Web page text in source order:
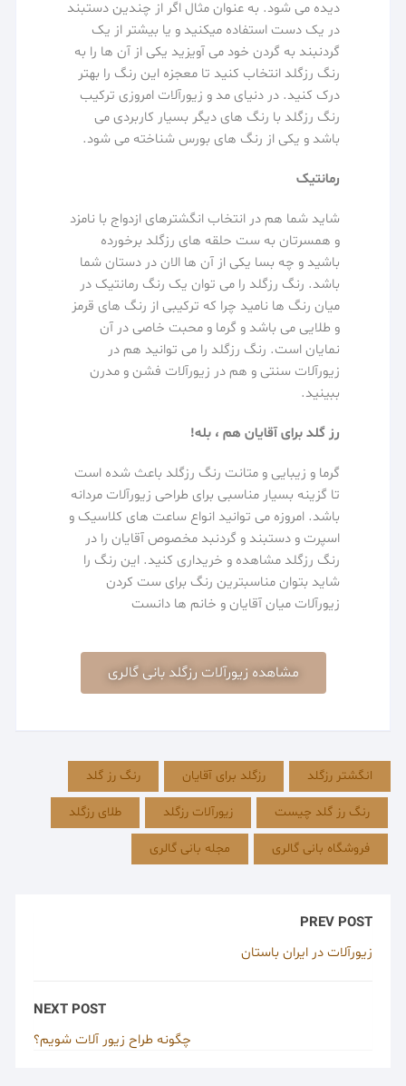
دیده می شود. به عنوان مثال اگر از چندین دستبند
در یک دست استفاده میکنید و یا بیشتر از یک
گردنبند به گردن خود می آویزید یکی از آن ها را به
رنگ رزگلد انتخاب کنید تا معجزه این رنگ را بهتر
درک کنید. در دنیای مد و زیورآلات امروزی ترکیب
رنگ رزگلد با رنگ های دیگر بسیار کاربردی می
باشد و یکی از رنگ های بورس شناخته می شود.
رمانتیک
شاید شما هم در انتخاب انگشترهای ازدواج با نامزد
و همسرتان به ست حلقه های رزگلد برخورده
باشید و چه بسا یکی از آن ها الان در دستان شما
باشد. رنگ رزگلد را می توان یک رنگ رمانتیک در
میان رنگ ها نامید چرا که ترکیبی از رنگ های قرمز
و طلایی می باشد و گرما و محبت خاصی در آن
نمایان است. رنگ رزگلد را می توانید هم در
زیورآلات سنتی و هم در زیورآلات فشن و مدرن
ببینید.
رز گلد برای آقایان هم ، بله!
گرما و زیبایی و متانت رنگ رزگلد باعث شده است
تا گزینه بسیار مناسبی برای طراحی زیورآلات مردانه
باشد. امروزه می توانید انواع ساعت های کلاسیک و
اسپرت و دستبند و گردنبد مخصوص آقایان را در
رنگ رزگلد مشاهده و خریداری کنید. این رنگ را
شاید بتوان مناسبترین رنگ برای ست کردن
زیورآلات میان آقایان و خانم ها دانست
مشاهده زیورآلات رزگلد بانی گالری
انگشتر رزگلد رزگلد برای آقایان رنگ رز گلد
رنگ رز گلد چیست زیورآلات رزگلد طلای رزگلد
فروشگاه بانی گالری مجله بانی گالری
PREV POST
زیورآلات در ایران باستان
NEXT POST
چگونه طراح زیور آلات شویم؟